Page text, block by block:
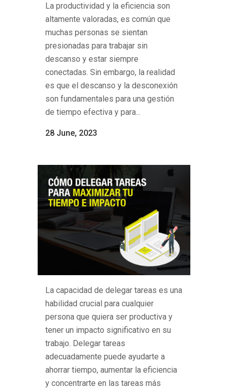
La productividad y la eficiencia son
altamente valoradas, es común que
muchas personas se sientan
presionadas para trabajar sin
descanso y estar siempre
conectadas. Sin embargo, la realidad
es que el descanso y la desconexión
son fundamentales para una gestión
de tiempo efectiva y para...
28 June, 2023
La capacidad de delegar tareas es una
habilidad crucial para cualquier
persona que quiera ser productiva y
tener un impacto significativo en su
trabajo. Delegar tareas
adecuadamente puede ayudarte a
ahorrar tiempo, aumentar la eficiencia
y concentrarte en las tareas más